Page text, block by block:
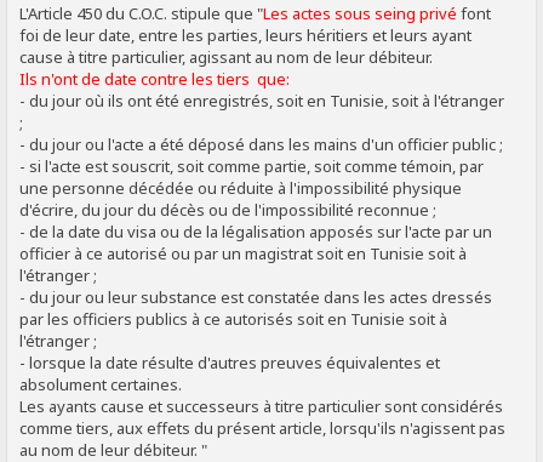
L'Article 450 du C.O.C. stipule que "Les actes sous seing privéfont
foi de leur date, entre les parties, leurs héritiers et leurs ayant
cause à titre particulier, agissant au nom de leur débiteur.
Ils n'ont de date contre les tiers que:
- du jour où ils ont été enregistrés, soit en Tunisie, soit à l'étranger
;
- du jour ou l'acte a été déposé dans les mains d'un officier public ;
- si l'acte est souscrit, soit comme partie, soit comme témoin, par
une personne décédée ou réduite à l'impossibilité physique
d'écrire, du jour du décès ou de l'impossibilité reconnue ;
- de la date du visa ou de la légalisation apposés sur l'acte par un
officier à ce autorisé ou par un magistrat soit en Tunisie soit à
l'étranger ;
- du jour ou leur substance est constatée dans les actes dressés
par les officiers publics à ce autorisés soit en Tunisie soit à
l'étranger ;
- lorsque la date résulte d'autres preuves équivalentes et
absolument certaines.
Les ayants cause et successeurs à titre particulier sont considérés
comme tiers, aux effets du présent article, lorsqu'ils n'agissent pas
au nom de leur débiteur. "